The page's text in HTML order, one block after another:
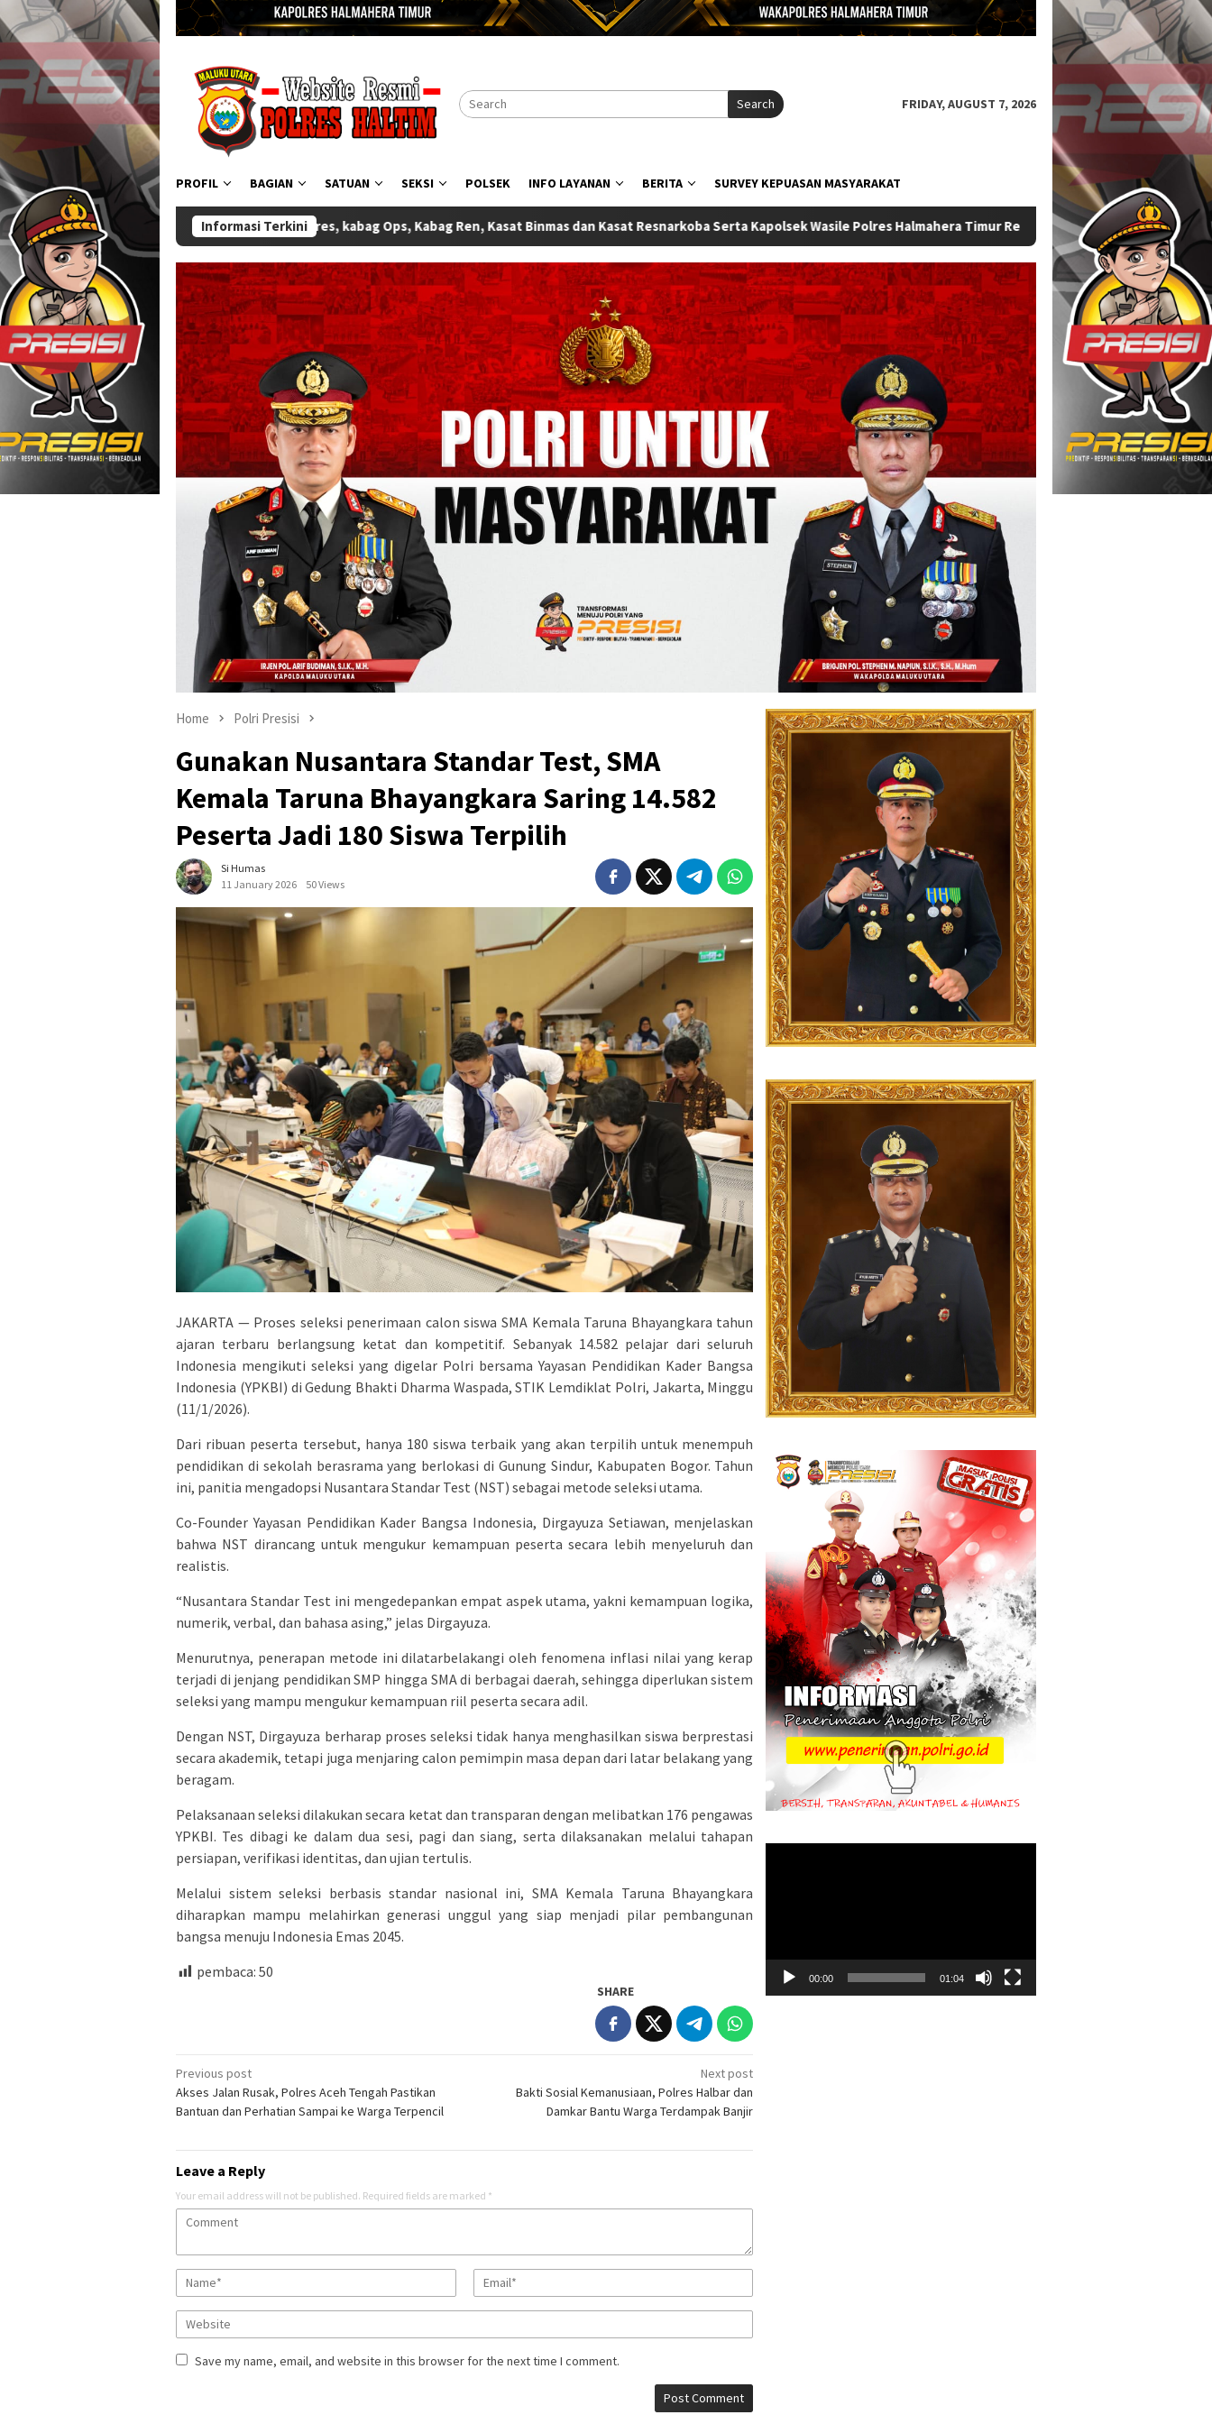
Search FRIDAY, AUGUST 7, 2026
PROFIL BAGIAN SATUAN SEKSI POLSEK INFO LAYANAN BERITA SURVEY KEPUASAN MASYARAKAT
Informasi Terkini
Wakapolres, kabag Ops, Kabag Ren, Kasat Binmas dan Kasat Resnarkoba Serta Kapolsek Wasile Polres Halmahera Timur Resmi Berganti Sat Samapta Polres Halmahera Timur
Home Polri Presisi
Gunakan Nusantara Standar Test, SMA
Kemala Taruna Bhayangkara Saring 14.582
Peserta Jadi 180 Siswa Terpilih
Si Humas
11 January 2026
50 Views
JAKARTA — Proses seleksi penerimaan calon siswa SMA Kemala Taruna Bhayangkara tahun
ajaran terbaru berlangsung ketat dan kompetitif. Sebanyak 14.582 pelajar dari seluruh
Indonesia mengikuti seleksi yang digelar Polri bersama Yayasan Pendidikan Kader Bangsa
Indonesia (YPKBI) di Gedung Bhakti Dharma Waspada, STIK Lemdiklat Polri, Jakarta, Minggu
(11/1/2026).
Dari ribuan peserta tersebut, hanya 180 siswa terbaik yang akan terpilih untuk menempuh
pendidikan di sekolah berasrama yang berlokasi di Gunung Sindur, Kabupaten Bogor. Tahun
ini, panitia mengadopsi Nusantara Standar Test (NST) sebagai metode seleksi utama.
Co-Founder Yayasan Pendidikan Kader Bangsa Indonesia, Dirgayuza Setiawan, menjelaskan
bahwa NST dirancang untuk mengukur kemampuan peserta secara lebih menyeluruh dan
realistis.
“Nusantara Standar Test ini mengedepankan empat aspek utama, yakni kemampuan logika,
numerik, verbal, dan bahasa asing,” jelas Dirgayuza.
Menurutnya, penerapan metode ini dilatarbelakangi oleh fenomena inflasi nilai yang kerap
terjadi di jenjang pendidikan SMP hingga SMA di berbagai daerah, sehingga diperlukan sistem
seleksi yang mampu mengukur kemampuan riil peserta secara adil.
Dengan NST, Dirgayuza berharap proses seleksi tidak hanya menghasilkan siswa berprestasi
secara akademik, tetapi juga menjaring calon pemimpin masa depan dari latar belakang yang
beragam.
Pelaksanaan seleksi dilakukan secara ketat dan transparan dengan melibatkan 176 pengawas
YPKBI. Tes dibagi ke dalam dua sesi, pagi dan siang, serta dilaksanakan melalui tahapan
persiapan, verifikasi identitas, dan ujian tertulis.
Melalui sistem seleksi berbasis standar nasional ini, SMA Kemala Taruna Bhayangkara
diharapkan mampu melahirkan generasi unggul yang siap menjadi pilar pembangunan
bangsa menuju Indonesia Emas 2045.
pembaca: 50
SHARE
Post
navigation
Previous post
Akses Jalan Rusak, Polres Aceh Tengah Pastikan
Bantuan dan Perhatian Sampai ke Warga Terpencil
Next post
Bakti Sosial Kemanusiaan, Polres Halbar dan
Damkar Bantu Warga Terdampak Banjir
Leave a Reply
Your email address will not be published. Required fields are marked *
Save my name, email, and website in this browser for the next time I comment.
00:00 01:04